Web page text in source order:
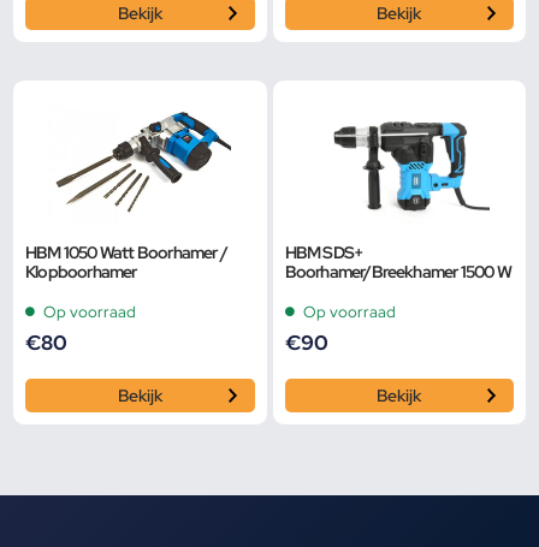
Bekijk Bekijk
HBM 1050 Watt Boorhamer /
Klopboorhamer
Op voorraad
€80
Bekijk
HBM SDS+
Boorhamer/Breekhamer 1500 W
Op voorraad
€90
Bekijk